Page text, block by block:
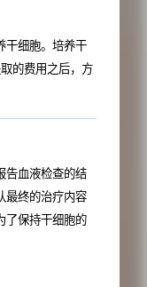
干细胞。培养干
的费用之后，方
告血液检查的结
最终的治疗内容
了保持干细胞的